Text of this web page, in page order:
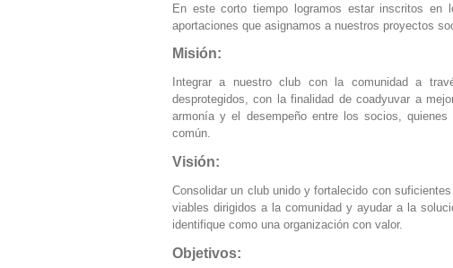
En este corto tiempo logramos estar inscritos en
aportaciones que asignamos a nuestros proyectos
Misión:
Integrar a nuestro club con la comunidad a
desprotegidos, con la finalidad de coadyuvar a
armonía y el desempeño entre los socios,
común.
Visión:
Consolidar un club unido y fortalecido con
viables dirigidos a la comunidad y ayudar a la
identifique como una organización con valor.
Objetivos: